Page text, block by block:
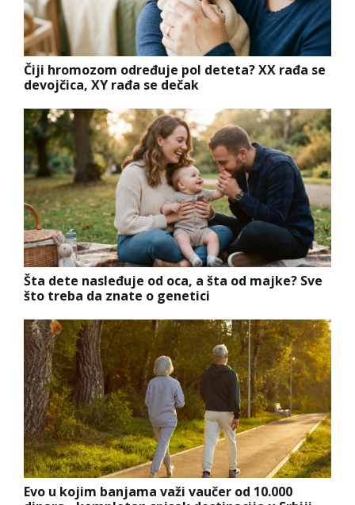
Čiji hromozom određuje pol deteta? XX rađa se
devojčica, XY rađa se dečak
Šta dete nasleđuje od oca, a šta od majke? Sve
što treba da znate o genetici
Evo u kojim banjama važi vaučer od 10.000